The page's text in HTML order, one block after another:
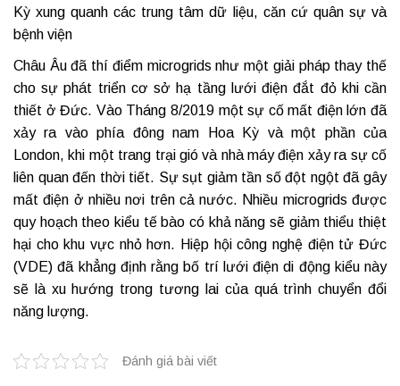
Kỳ xung quanh các trung tâm dữ liệu, căn cứ quân sự và
bệnh viện
Châu Âu đã thí điểm microgrids như một giải pháp thay thế
cho sự phát triển cơ sở hạ tầng lưới điện đắt đỏ khi cần
thiết ở Đức. Vào Tháng 8/2019 một sự cố mất điện lớn đã
xảy ra vào phía đông nam Hoa Kỳ và một phần của
London, khi một trang trại gió và nhà máy điện xảy ra sự cố
liên quan đến thời tiết. Sự sụt giảm tần số đột ngột đã gây
mất điện ở nhiều nơi trên cả nước. Nhiều microgrids được
quy hoạch theo kiểu tế bào có khả năng sẽ giảm thiểu thiệt
hại cho khu vực nhỏ hơn. Hiệp hội công nghệ điện tử Đức
(VDE) đã khẳng định rằng bố trí lưới điện di động kiểu này
sẽ là xu hướng trong tương lai của quá trình chuyển đổi
năng lượng.
Đánh giá bài viết